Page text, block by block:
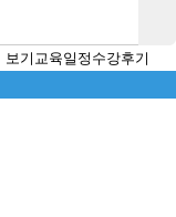
교육일정수강후기